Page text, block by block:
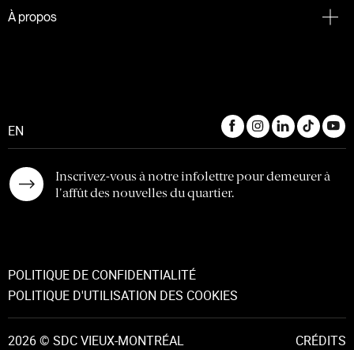
À propos
Inscrivez-vous à notre infolettre pour demeurer à
l'affût des nouvelles du quartier.
EN
POLITIQUE DE CONFIDENTIALITÉ
POLITIQUE D'UTILISATION DES COOKIES
2026 © SDC VIEUX-MONTRÉAL CRÉDITS